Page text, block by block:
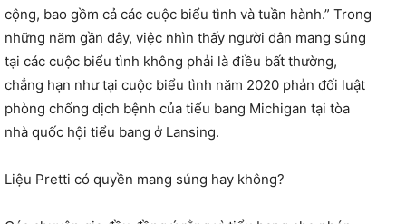
cộng, bao gồm cả các cuộc biểu tình và tuần hành.” Trong
những năm gần đây, việc nhìn thấy người dân mang súng
tại các cuộc biểu tình không phải là điều bất thường,
chẳng hạn như tại cuộc biểu tình năm 2020 phản đối luật
phòng chống dịch bệnh của tiểu bang Michigan tại tòa
nhà quốc hội tiểu bang ở Lansing.
Liệu Pretti có quyền mang súng hay không?